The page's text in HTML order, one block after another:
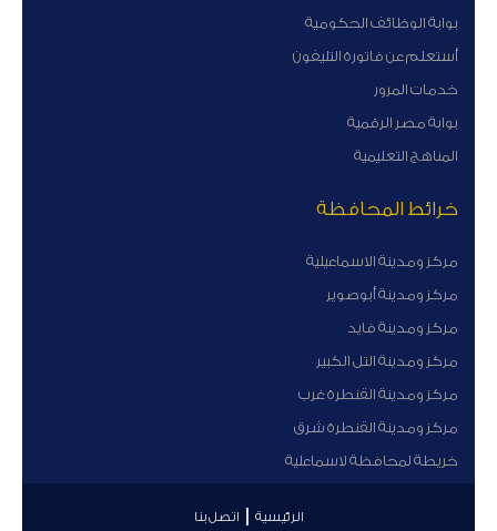
بوابة الوظائف الحكومية
أستعلم عن فاتورة التليفون
خدمات المرور
بوابة مصر الرقمية
المناهج التعليمية
خرائط المحافظة
مركز ومدينة الاسماعيلية
مركز ومدينة أبوصوير
مركز ومدينة فايد
مركز ومدينة التل الكبير
مركز ومدينة القنطرة غرب
مركز ومدينة القنطرة شرق
خريطة لمحافظة لاسماعلية
الرئيسية اتصل بنا